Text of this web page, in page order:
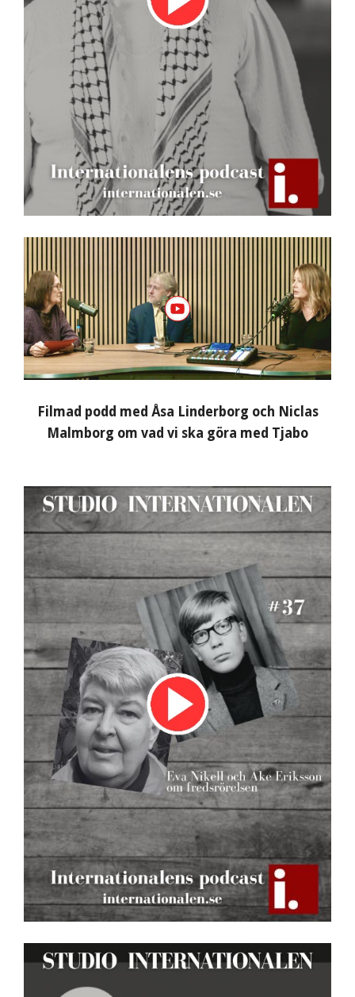
Filmad podd med Åsa Linderborg och Niclas
Malmborg om vad vi ska göra med Tjabo